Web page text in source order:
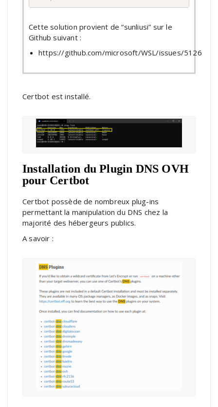
Cette solution provient de “sunliusi” sur le
Github suivant :
https://github.com/microsoft/WSL/issues/5126
Certbot est installé.
Installation du Plugin DNS OVH
pour Certbot
Certbot possède de nombreux plug-ins
permettant la manipulation du DNS chez la
majorité des hébergeurs publics.
A savoir :